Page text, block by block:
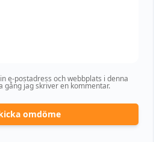
e-postadress och webbplats i denna
gång jag skriver en kommentar.
omdöme